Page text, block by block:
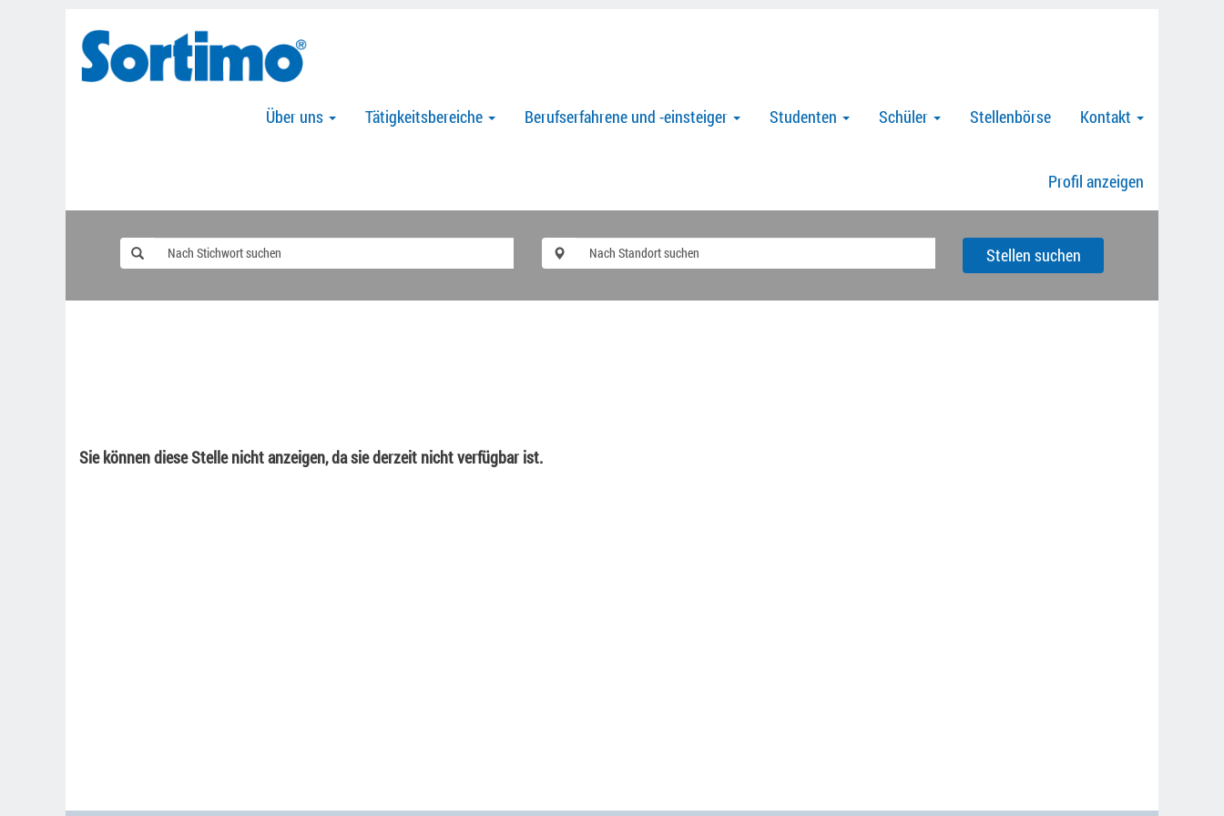
Über uns Tätigkeitsbereiche Berufserfahrene und -einsteiger Studenten Schüler Stellenbörse Kontakt
Profil anzeigen
Stellen suchen
Sie können diese Stelle nicht anzeigen, da sie derzeit nicht verfügbar ist.